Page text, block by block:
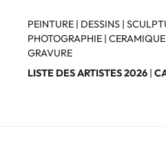
contenu
principal
PEINTURE | DESSINS |
PHOTOGRAPHIE |
GRAVURE
LISTE DES ARTISTES 2026 |